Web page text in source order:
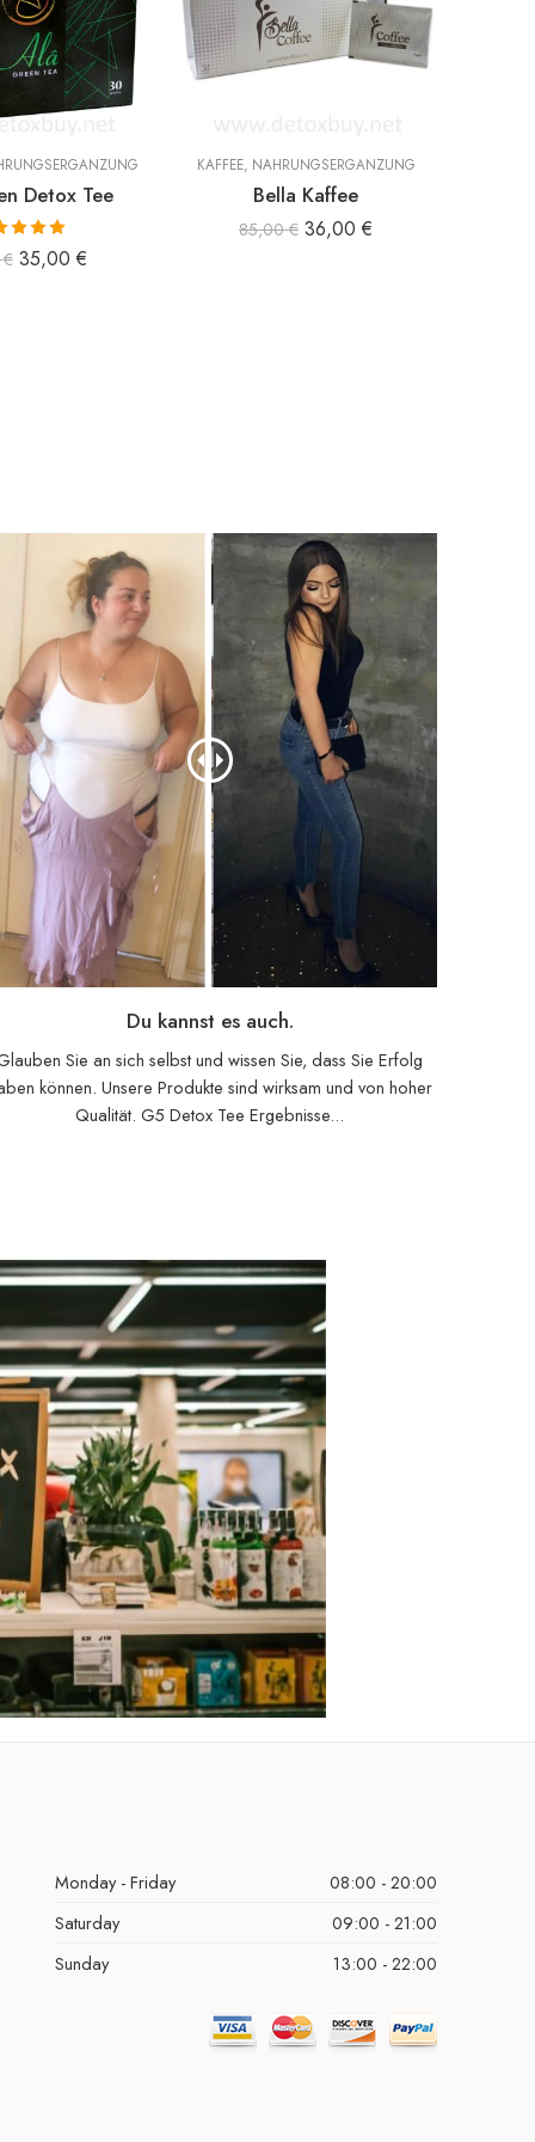
Detox Tee
mit
von 5
€ 35,00 €
KAFFEE, NAHRUNGSERGÄNZUNG
Bella Kaffee
85,00€ 36,00 €
Du kannst es auch.
Sie an sich selbst und wissen Sie, dass Sie Erfolg
können. Unsere Produkte sind wirksam und von hoher
Qualität. G5 Detox Tee Ergebnisse...
Monday - Friday
08:00 - 20:00
Saturday
09:00 - 21:00
Sunday
13:00 - 22:00